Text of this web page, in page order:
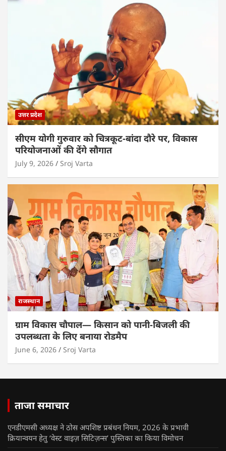
उत्तर प्रदेश
सीएम योगी गुरुवार को चित्रकूट-बांदा दौरे पर, विकास
परियोजनाओं की देंगे सौगात
July 9, 2026 Sroj Varta
राजस्थान
ग्राम विकास चौपाल— किसान को पानी-बिजली की
उपलब्धता के लिए बनाया रोडमैप
June 6, 2026 Sroj Varta
ताजा समाचार
एनडीएमसी अध्यक्ष ने ठोस अपशिष्ट प्रबंधन नियम, 2026 के प्रभावी
क्रियान्वयन हेतु ‘वेस्ट वाइज़ सिटिज़न्स’ पुस्तिका का किया विमोचन